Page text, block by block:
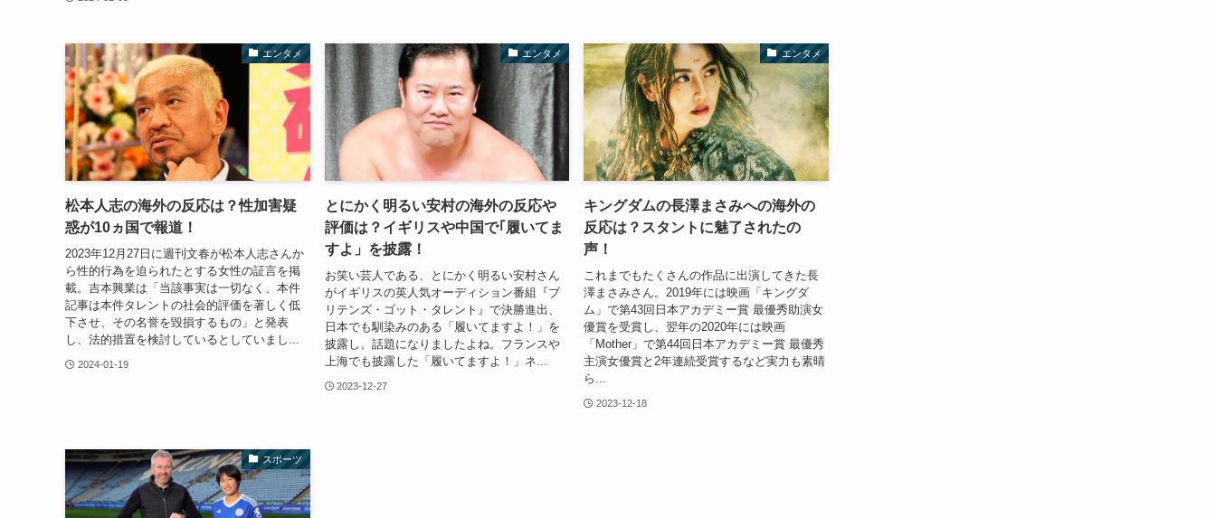
エンタメ
松本人志の海外の反応は？性加害疑
惑が10ヵ国で報道！
2023年12月27日に週刊文春が松本人志さんか
ら性的行為を迫られたとする女性の証言を掲
載。吉本興業は「当該事実は一切なく、本件
記事は本件タレントの社会的評価を著しく低
下させ、その名誉を毀損するもの」と発表
し、法的措置を検討しているとしていまし...
2024-01-19
エンタメ
とにかく明るい安村の海外の反応や
評価は？イギリスや中国で｢履いてま
すよ」を披露！
お笑い芸人である、とにかく明るい安村さん
がイギリスの英人気オーディション番組『ブ
リテンズ・ゴット・タレント』で決勝進出、
日本でも馴染みのある「履いてますよ！」を
披露し、話題になりましたよね。フランスや
上海でも披露した「履いてますよ！」ネ...
2023-12-27
エンタメ
キングダムの長澤まさみへの海外の
反応は？スタントに魅了されたの
声！
これまでもたくさんの作品に出演してきた長
澤まさみさん。2019年には映画「キングダ
ム」で第43回日本アカデミー賞 最優秀助演女
優賞を受賞し、翌年の2020年には映画
「Mother」で第44回日本アカデミー賞 最優秀
主演女優賞と2年連続受賞するなど実力も素晴
ら...
2023-12-18
スポーツ